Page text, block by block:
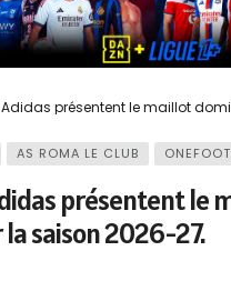
Adidas présentent le maillot
AS ROMA LE CLUB
présentent le
saison 2026-27.